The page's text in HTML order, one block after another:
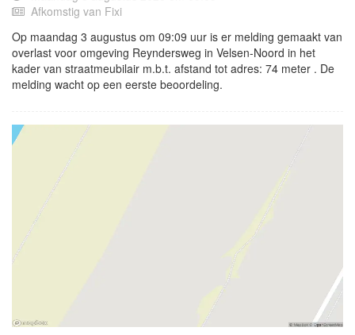
Afkomstig van Fixi
Op maandag 3 augustus om 09:09 uur is er melding gemaakt van
overlast voor omgeving Reyndersweg in Velsen-Noord in het
kader van straatmeubilair m.b.t. afstand tot adres: 74 meter . De
melding wacht op een eerste beoordeling.